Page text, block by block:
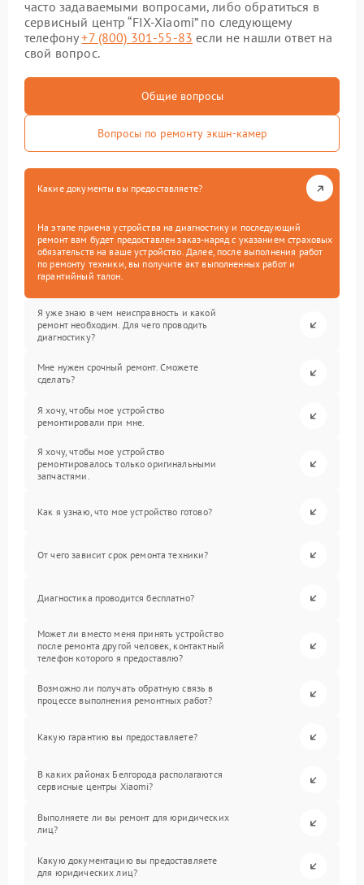
часто задаваемыми вопросами, либо обратиться в
сервисный центр “FIX-Xiaomi” по следующему
телефону+7 (800) 301-55-83 если не нашли ответ на
свой вопрос.
Общие вопросы
Вопросы по ремонту экшн-камер
Какие документы вы предоставляете?
На этапе приема устройства на диагностику и последующий
ремонт вам будет предоставлен заказ-наряд с указанием страховых
обязательств на ваше устройство. Далее, после выполнения работ
по ремонту техники, вы получите акт выполненных работ и
гарантийный талон.
Я уже знаю в чем неисправность и какой
ремонт необходим. Для чего проводить
диагностику?
Мне нужен срочный ремонт. Сможете
сделать?
Я хочу, чтобы мое устройство
ремонтировали при мне.
Я хочу, чтобы мое устройство
ремонтировалось только оригинальными
запчастями.
Как я узнаю, что мое устройство готово?
От чего зависит срок ремонта техники?
Диагностика проводится бесплатно?
Может ли вместо меня принять устройство
после ремонта другой человек, контактный
телефон которого я предоставлю?
Возможно ли получать обратную связь в
процессе выполнения ремонтных работ?
Какую гарантию вы предоставляете?
В каких районах Белгорода располагаются
сервисные центры Xiaomi?
Выполняете ли вы ремонт для юридических
лиц?
Какую документацию вы предоставляете
для юридических лиц?